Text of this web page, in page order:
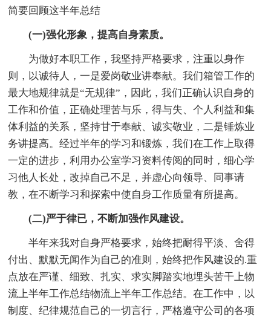
简要回顾这半年总结
(一)强化形象，提高自身素质。
为做好本职工作，我坚持严格要求，注重以身作
则，以诚待人，一是爱岗敬业讲奉献。我们箱管工作的
最大地规律就是“无规律”，因此，我们正确认识自身的
工作和价值，正确处理苦与乐，得与失、个人利益和集
体利益的关系，坚持甘于奉献、诚实敬业，二是锤炼业
务讲提高。经过半年的学习和锻炼，我们在工作上取得
一定的进步，利用办公室学习资料传阅的同时，细心学
习他人长处，改掉自己不足，并虚心向领导、同事请
教，在不断学习和探索中使自身工作质量有所提高。
(二)严于律已，不断加强作风建设。
半年来我对自身严格要求，始终把耐得平淡、舍得
付出、默默无闻作为自己的准则，始终把作风建设的.重
点放在严谨、细致、扎实、求实脚踏实地埋头苦干上物
流上半年工作总结物流上半年工作总结。在工作中，以
制度、纪律规范自己的一切言行，严格遵守公司的各项